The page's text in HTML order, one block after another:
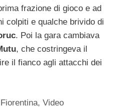
frazione di gioco e ad
colpiti e qualche brivido di
. Poi la gara cambiava
, che costringeva il
il fianco agli attacchi dei
Fiorentina,Video